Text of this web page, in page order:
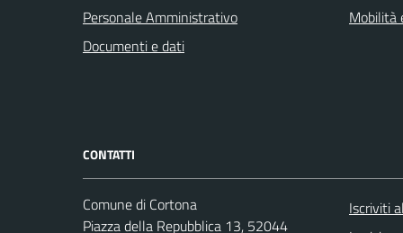
Personale Amministrativo
Documenti e dati
Mobilità
CONTATTI
Comune di Cortona
Piazza della Repubblica 13, 52044
Iscriviti